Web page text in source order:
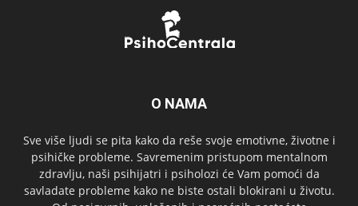
O NAMA
Sve više ljudi se pita kako da reše svoje emotivne, životne i
psihičke probleme. Savremenim pristupom mentalnom
zdravlju, naši psihijatri i psiholozi će Vam pomoći da
savladate probleme kako ne biste ostali blokirani u životu.